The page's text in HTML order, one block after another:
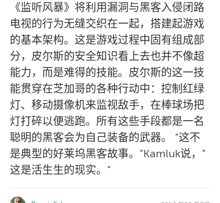
《监听风暴》将利用漏洞与黑客入侵闭路
电视的行为无缝交织在一起，搭建起游戏
的基本架构。这是游戏过程中固有组成部
分，皮尔斯的安全知识看上去也并不像超
能力，而是难得的技能。皮尔斯的这一技
能贯穿在芝加哥的各种行动中：控制红绿
灯、移动摄像机来监视敌手，在棒球场把
灯打碎以便逃跑。所有这些手段都是一名
聪明的黑客会为自己装备的武器。 “这不
是典型的好莱坞黑客故事。”Kamluk说，”
这是活生生的现实。”